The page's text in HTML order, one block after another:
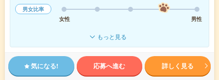
男女比率
女性
男性
もっと見る
気になる! 応募へ進む 詳しく見る